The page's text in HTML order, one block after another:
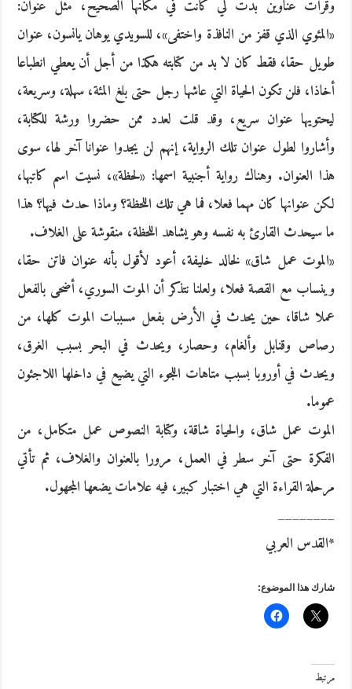
وقرأت عناوين بدت لي كانت في مكانها الصحيح، مثل عنوان:
«المئوي الذي قفز من النافذة واختفى»، للسويدي يوهان يانسون، عنوان
طويل حقا، فقط كان لا بد من كتابته هكذا من أجل أن يعطي انطباعا
أخاذا، فلن تكون الحياة التي عاشها رجل حتى بلغ المئة، سهلة، وسريعة،
ليحتويها عنوان سريع، وقد قلت لعدد ممن حضروا ورشة للكتابة،
وأشاروا لطول عنوان تلك الرواية، إنهم لن يجدوا عنوانا آخر لها، سوى
هذا العنوان. وهناك رواية أجنبية اسمها: «لحظة»، نسيت اسم كاتبها،
لكن عنوانها كان مهما فعلا، فما هي تلك اللحظة؟ وماذا حدث فيها؟ هذا
ما سيحدث القارئ به نفسه وهو يشاهد اللحظة، منقوشة على الغلاف.
«الموت عمل شاق» لخالد خليفة، أعود لأقول بأنه عنوان فاتن حقا،
وينساب مع القصة فعلا، ولعلنا نتذكر أن الموت السوري، أضحى بالفعل
عملا شاقا، حين يحدث في الأرض بفعل مسببات الموت كلها، من
رصاص وقنابل وألغام، وحصار، ويحدث في البحر بسبب الغرق،
ويحدث في أوروبا بسبب متاهات اللجوء التي يضيع في داخلها اللاجئون
عموما.
الموت عمل شاق، والحياة شاقة، وكتابة النصوص عمل متكامل، من
الفكرة حتى آخر سطر في العمل، مرورا بالعنوان والغلاف، ثم تأتي
مرحلة القراءة التي هي اختبار كبير، فيه علامات يضعها المجهول.
________
*القدس العربي
شارك هذا الموضوع:
مرتبط